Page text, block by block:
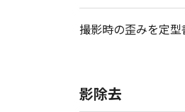
撮影時の歪みを定
影除去